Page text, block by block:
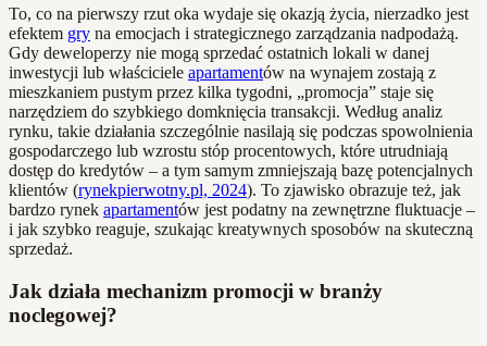
To, co na pierwszy rzut oka wydaje się okazją życia, nierzadko jest
efektem gry na emocjach i strategicznego zarządzania nadpodażą.
Gdy deweloperzy nie mogą sprzedać ostatnich lokali w danej
inwestycji lub właściciele apartamentów na wynajem zostają z
mieszkaniem pustym przez kilka tygodni, „promocja” staje się
narzędziem do szybkiego domknięcia transakcji. Według analiz
rynku, takie działania szczególnie nasilają się podczas spowolnienia
gospodarczego lub wzrostu stóp procentowych, które utrudniają
dostęp do kredytów – a tym samym zmniejszają bazę potencjalnych
klientów (rynekpierwotny.pl, 2024). To zjawisko obrazuje też, jak
bardzo rynek apartamentów jest podatny na zewnętrzne fluktuacje –
i jak szybko reaguje, szukając kreatywnych sposobów na skuteczną
sprzedaż.
Jak działa mechanizm promocji w branży
noclegowej?